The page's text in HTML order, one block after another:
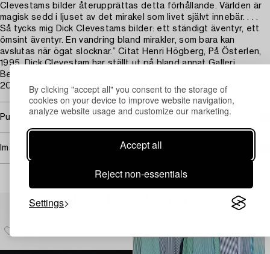
By clicking "accept all" you consent to the storage of
cookies on your device to improve website navigation,
analyze website usage and customize our marketing.
Accept all
Reject non-essentials
Settings
Clevestams bilder återupprättas detta förhållande. Världen är
magisk sedd i ljuset av det mirakel som livet självt innebär. . . .
Så tycks mig Dick Clevestams bilder: ett ständigt äventyr, ett
ömsint äventyr. En vandring bland mirakler, som bara kan
avslutas när ögat slocknar.” Citat Henri Högberg, På Österlen,
1995. Dick Clevestam har ställt ut på bland annat Galleri
Bergman, Stockholm, 1999 och Kabusa konsthall, Köpingebro,
2000.
Purchasing info
Image rights
Others have also viewed